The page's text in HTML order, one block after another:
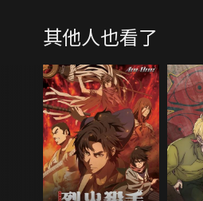
其他人也看了